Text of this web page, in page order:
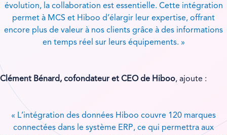
évolution, la collaboration est essentielle. Cette intégration
permet à MCS et Hiboo d’élargir leur expertise, offrant
encore plus de valeur à nos clients grâce à des informations
en temps réel sur leurs équipements. »
Clément Bénard, cofondateur et CEO de Hiboo, ajoute :
« L’intégration des données Hiboo couvre 120 marques
connectées dans le système ERP, ce qui permettra aux